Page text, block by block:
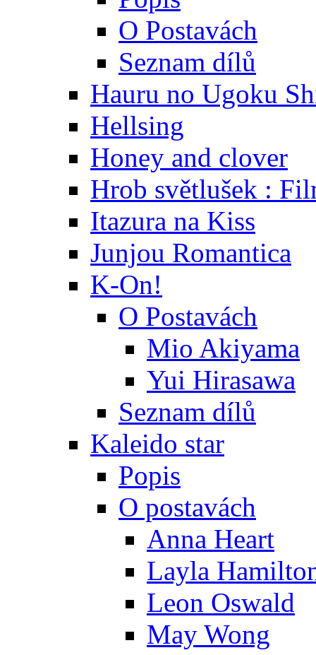
O Postavách
Seznam dílů
Hauru no Ugoku
Hellsing
Honey and clover
Hrob světlušek :
Itazura na Kiss
Junjou Romantica
K-On!
O Postavách
Mio Akiyama
Yui Hirasawa
Seznam dílů
Kaleido star
Popis
O postavách
Anna Heart
Layla
Leon Oswald
May Wong